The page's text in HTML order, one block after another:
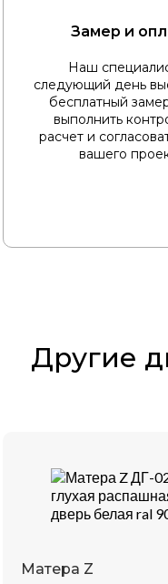
Замер и
Наш
следующий день
бесплатный
выполнить
расчет и
вашего
Другие
Матера Z